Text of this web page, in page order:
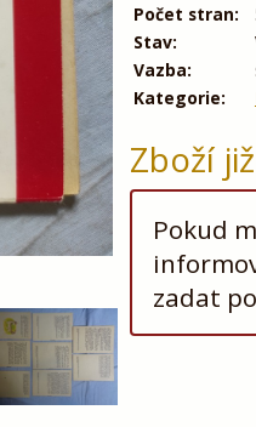
Počet stran:
Stav:
Vazba:
Kategorie:
Zboží
Pokud
zadat